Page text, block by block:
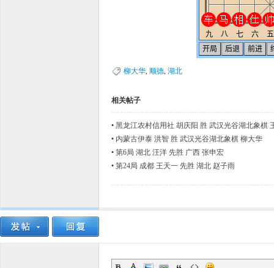
柳大华, 顺德, 湖北
相关帖子
• 黑龙江农村信用社 胡庆阳 胜 武汉光谷湖北象棋
• 内蒙古伊泰 洪智 胜 武汉光谷湖北象棋 柳大华
• 第6局 湖北 汪洋 先胜 广西 张申宏
• 第24局 成都 王天一 先胜 湖北 赵子雨